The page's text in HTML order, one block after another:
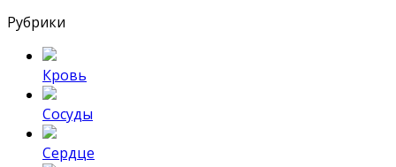
Рубрики
Кровь
Сосуды
Сердце